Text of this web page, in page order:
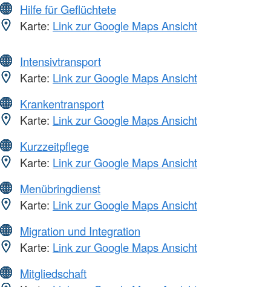
Hilfe für Geflüchtete
Karte: Link zur Google Maps Ansicht
Intensivtransport
Karte: Link zur Google Maps Ansicht
Krankentransport
Karte: Link zur Google Maps Ansicht
Kurzzeitpflege
Karte: Link zur Google Maps Ansicht
Menübringdienst
Karte: Link zur Google Maps Ansicht
Migration und Integration
Karte: Link zur Google Maps Ansicht
Mitgliedschaft